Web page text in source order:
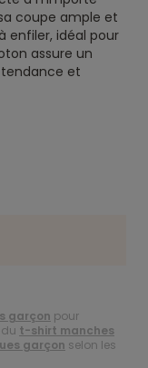
coupe ample et
enfiler, idéal pour
assure un
et
garçon pour
t-shirt manches
garçon selon les